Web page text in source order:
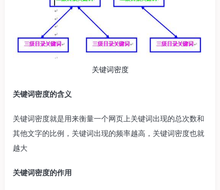
关键词密度
关键词密度的含义
关键词密度就是用来衡量一个网页上关键词出现的总次数和
其他文字的比例，关键词出现的频率越高，关键词密度也就
越大
关键词密度的作用